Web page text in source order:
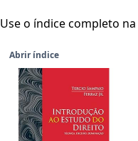
Use o índice completo
Abrir índice